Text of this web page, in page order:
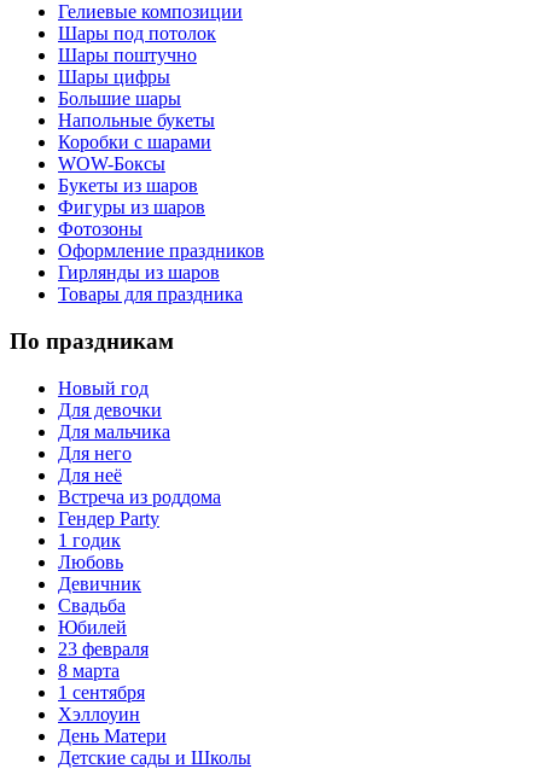
Гелиевые композиции
Шары под потолок
Шары поштучно
Шары цифры
Большие шары
Напольные букеты
Коробки с шарами
WOW-Боксы
Букеты из шаров
Фигуры из шаров
Фотозоны
Оформление праздников
Гирлянды из шаров
Товары для праздника
По праздникам
Новый год
Для девочки
Для мальчика
Для него
Для неё
Встреча из роддома
Гендер Party
1 годик
Любовь
Девичник
Свадьба
Юбилей
23 февраля
8 марта
1 сентября
Хэллоуин
День Матери
Детские сады и Школы